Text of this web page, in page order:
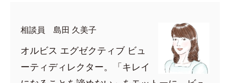
相談員 島田 久美子
オルビス エグゼクティブ ビュ
ーティディレクター。「キレイ